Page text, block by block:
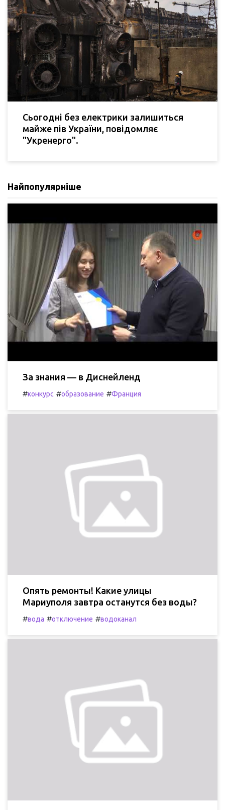
Сьогодні без електрики залишиться
майже пів України, повідомляє
"Укренерго".
Найпопулярніше
За знания — в Диснейленд
#конкурс #образование #Франция
Опять ремонты! Какие улицы
Мариуполя завтра останутся без воды?
#вода #отключение #водоканал